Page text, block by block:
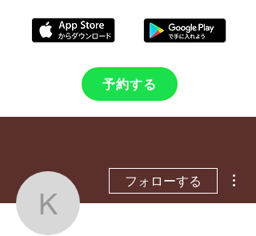
予約する
kames1204
フォローする